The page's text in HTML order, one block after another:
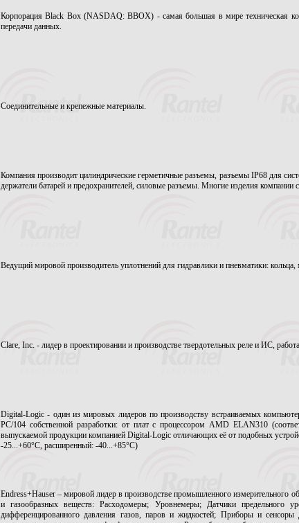
Корпорация Black Box (NASDAQ: BBOX) - самая большая в мире техническая
передачи данных.
Соединительные и крепежные материалы.
Компания производит цилиндрические герметичные разъемы, разъемы IP68 для
держатели батарей и предохранителей, силовые разъемы. Многие изделия
Ведущий мировой производитель уплотнений для гидравлики и пневматики:
Clare, Inc. - лидер в проектировании и производстве твердотельных реле и ИС,
Digital-Logic - один из мировых лидеров по производству встраиваемых
PC/104 собственной разработки: от плат с процессором AMD ELAN310
выпускаемой продукции компанией Digital-Logic отличающих её от подобных
-25...+60°С, расширенный: -40...+85°С)
Endress+Hauser – мировой лидер в производстве промышленного измерительного
и газообразных веществ: Расходомеры; Уровнемеры; Датчики предельного
дифференцированного давления газов, паров и жидкостей; Приборы и